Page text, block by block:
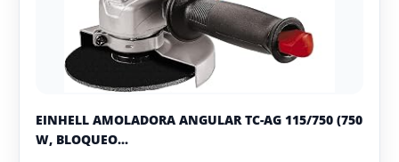
EINHELL AMOLADORA ANGULAR TC-AG 115/750 (750
W, BLOQUEO...